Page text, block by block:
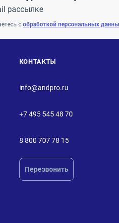
рассылке
с обработкой персональных
КОНТАКТЫ
info@andpro.ru
+7 495 545 48 70
8 800 707 78 15
Перезвонить